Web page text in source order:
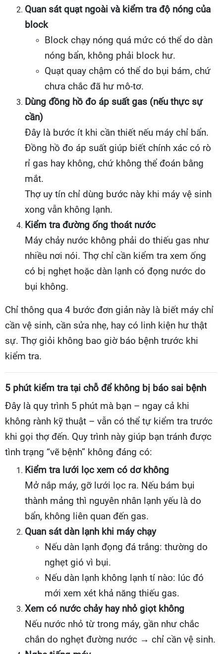
Quan sát quạt ngoài và kiểm tra độ nóng của
block
Block chạy nóng quá mức có thể do dàn
nóng bẩn, không phải block hư.
Quạt quay chậm có thể do bụi bám, chứ
chưa chắc đã hư mô-tơ.
Dùng đồng hồ đo áp suất gas (nếu thực sự
cần)
Đây là bước ít khi cần thiết nếu máy chỉ bẩn.
Đồng hồ đo áp suất giúp biết chính xác có rò
rỉ gas hay không, chứ không thể đoán bằng
mắt.
Thợ uy tín chỉ dùng bước này khi máy vệ sinh
xong vẫn không lạnh.
Kiểm tra đường ống thoát nước
Máy chảy nước không phải do thiếu gas như
nhiều nơi nói. Thợ chỉ cần kiểm tra xem ống
có bị nghẹt hoặc dàn lạnh có đọng nước do
bụi không.
Chỉ thông qua 4 bước đơn giản này là biết máy chỉ
cần vệ sinh, cần sửa nhẹ, hay có linh kiện hư thật
sự. Thợ giỏi không bao giờ báo bệnh trước khi
kiểm tra.
5 phút kiểm tra tại chỗ để không bị báo sai bệnh
Đây là quy trình 5 phút mà bạn – ngay cả khi
không rành kỹ thuật – vẫn có thể tự kiểm tra trước
khi gọi thợ đến. Quy trình này giúp bạn tránh được
tình trạng “vẽ bệnh” không đáng có:
Kiểm tra lưới lọc xem có dơ không
Mở nắp máy, gỡ lưới lọc ra. Nếu bám bụi
thành mảng thì nguyên nhân lạnh yếu là do
bẩn, không liên quan đến gas.
Quan sát dàn lạnh khi máy chạy
Nếu dàn lạnh đọng đá trắng: thường do
nghẹt gió vì bụi.
Nếu dàn lạnh không lạnh tí nào: lúc đó
mới xem xét khả năng thiếu gas.
Xem có nước chảy hay nhỏ giọt không
Nếu nước nhỏ từ trong máy, gần như chắc
chắn do nghẹt đường nước → chỉ cần vệ sinh.